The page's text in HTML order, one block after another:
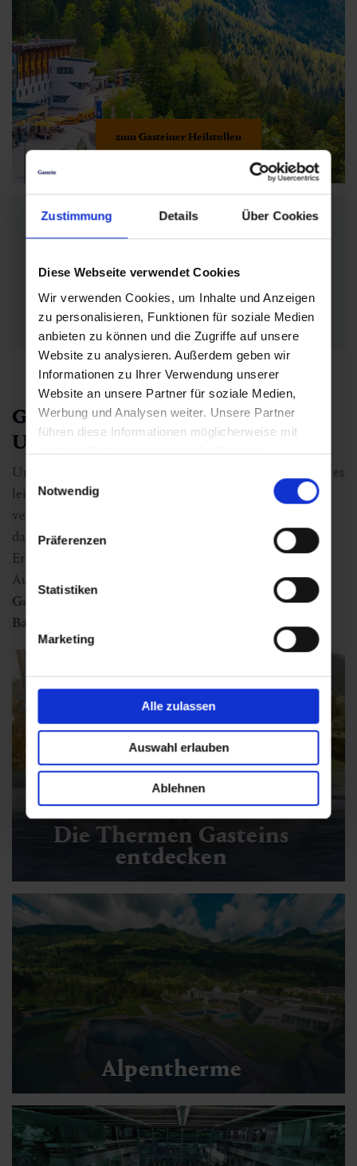
Zustimmung Details Über Cookies
Diese Webseite verwendet Cookies
Wir verwenden Cookies, um Inhalte und Anzeigen
zu personalisieren, Funktionen für soziale Medien
anbieten zu können und die Zugriffe auf unsere
Website zu analysieren. Außerdem geben wir
Informationen zu Ihrer Verwendung unserer
Website an unsere Partner für soziale Medien,
Werbung und Analysen weiter. Unsere Partner
führen diese Informationen möglicherweise mit
weiteren Daten zusammen, die Sie ihnen
Nutzung der Dienste gesammelt haben.
Einwilligungsauswahl
Notwendig
Präferenzen
Statistiken
Marketing
Alle zulassen
Auswahl erlauben
Ablehnen
zum Gasteiner Heilstollen
Heilstollenstraße 19
5645 Böckstein, Bad Gastein
info@gasteiner-heilstollen.com
Gesundheitsförderung mit
Urlaubsgefühl
Umgeben von der alpinen Natur des Gasteinertals fällt es
leicht, die Therapie mit erholsamen Momenten zu
verbinden. Ob beim
das Tal optimale Rahmenbedingungen für aktive
Erholung. Eine ideale Ergänzung zum Heilstollen-
Aufenthalt ist auch ein Besuch in der
Alpentherme
Gastein in Bad Hofgastein
Felsentherme in
Bad Gastein.
Die Thermen Gasteins
entdecken
Alpentherme